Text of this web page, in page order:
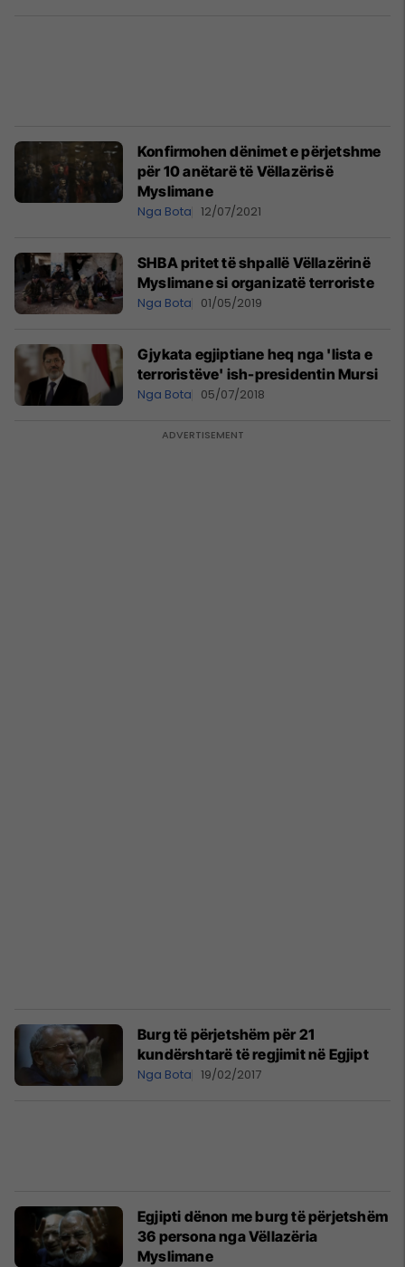
Konfirmohen dënimet e përjetshme
për 10 anëtarë të Vëllazërisë
Myslimane
Nga Bota 12/07/2021
SHBA pritet të shpallë Vëllazërinë
Myslimane si organizatë terroriste
Nga Bota 01/05/2019
Gjykata egjiptiane heq nga 'lista e
terroristëve' ish-presidentin Mursi
Nga Bota 05/07/2018
Burg të përjetshëm për 21
kundërshtarë të regjimit në Egjipt
Nga Bota 19/02/2017
Egjipti dënon me burg të përjetshëm
36 persona nga Vëllazëria
Myslimane